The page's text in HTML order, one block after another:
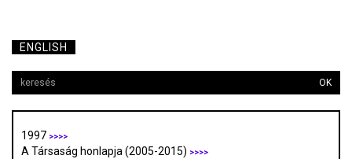
ENGLISH
OK
1997 >>>>
A Társaság honlapja (2005-2015) >>>>